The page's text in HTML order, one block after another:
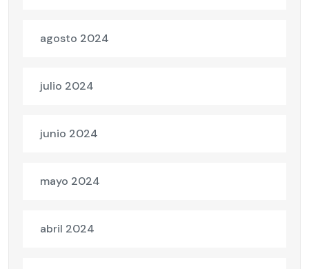
agosto 2024
julio 2024
junio 2024
mayo 2024
abril 2024